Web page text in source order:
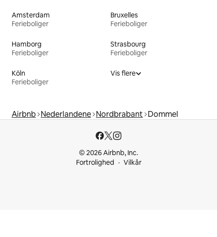
Amsterdam
Ferieboliger
Bruxelles
Ferieboliger
Hamborg
Ferieboliger
Strasbourg
Ferieboliger
Köln
Ferieboliger
Vis flere
Airbnb Nederlandene Nordbrabant Dommel
© 2026 Airbnb, Inc.
Fortrolighed
Vilkår